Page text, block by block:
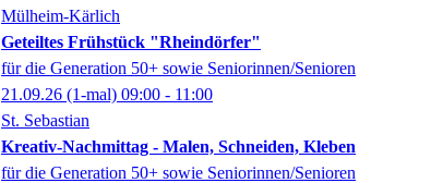
Mülheim-Kärlich
Geteiltes Frühstück "Rheindörfer"
für die Generation 50+ sowie Seniorinnen/Senioren
21.09.26 (1-mal) 09:00 - 11:00
St. Sebastian
Kreativ-Nachmittag - Malen, Schneiden, Kleben
für die Generation 50+ sowie Seniorinnen/Senioren